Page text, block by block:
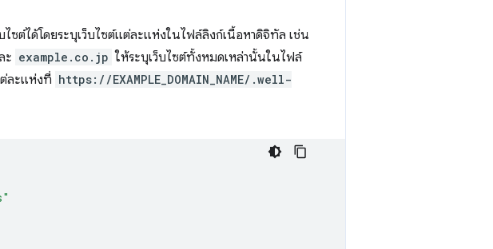
ซต์ได้โดยระบุเว็บไซต์แต่ละแห่งในไฟล์ลิงก์เนื้อหาดิจิทัล เช่น
ะ example.co.jp ให้ระบุเว็บไซต์ทั้งหมดเหล่านั้นในไฟล์
ละแห่งที่ https://EXAMPLE_DOMAIN_NAME/.well-